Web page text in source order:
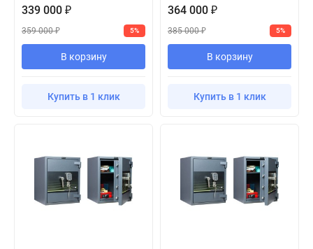
339 000 ₽
359 000₽ 5%
В корзину
Купить в 1 клик
364 000 ₽
385 000₽ 5%
В корзину
Купить в 1 клик